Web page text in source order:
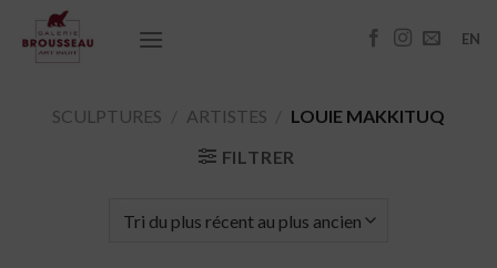
Passer
contenu
EN
SCULPTURES ARTISTES
LOUIE MAKKITUQ
FILTRER